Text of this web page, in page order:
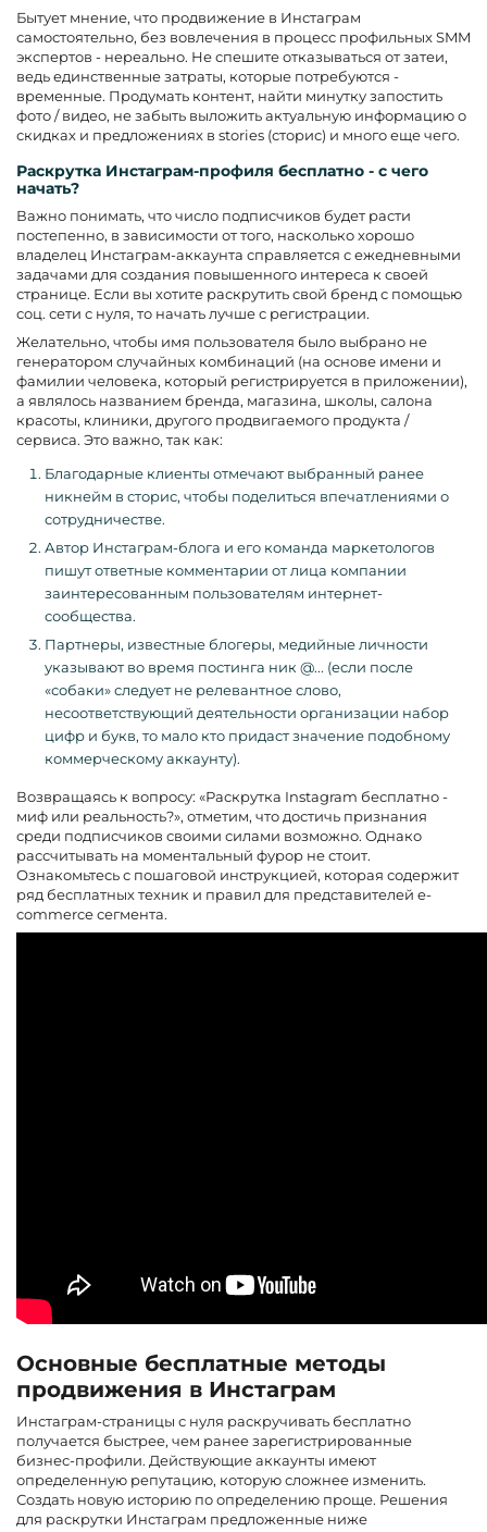
Бытует мнение, что продвижение в Инстаграм
самостоятельно, без вовлечения в процесс профильных SMM
экспертов - нереально. Не спешите отказываться от затеи,
ведь единственные затраты, которые потребуются -
временные. Продумать контент, найти минутку запостить
фото / видео, не забыть выложить актуальную информацию о
скидках и предложениях в stories (сторис) и много еще чего.
Раскрутка Инстаграм-профиля бесплатно - с чего
начать?
Важно понимать, что число подписчиков будет расти
постепенно, в зависимости от того, насколько хорошо
владелец Инстаграм-аккаунта справляется с ежедневными
задачами для создания повышенного интереса к своей
странице. Если вы хотите раскрутить свой бренд с помощью
соц. сети с нуля, то начать лучше с регистрации.
Желательно, чтобы имя пользователя было выбрано не
генератором случайных комбинаций (на основе имени и
фамилии человека, который регистрируется в приложении),
а являлось названием бренда, магазина, школы, салона
красоты, клиники, другого продвигаемого продукта /
сервиса. Это важно, так как:
Благодарные клиенты отмечают выбранный ранее
никнейм в сторис, чтобы поделиться впечатлениями о
сотрудничестве.
Автор Инстаграм-блога и его команда маркетологов
пишут ответные комментарии от лица компании
заинтересованным пользователям интернет-
сообщества.
Партнеры, известные блогеры, медийные личности
указывают во время постинга ник @... (если после
«собаки» следует не релевантное слово,
несоответствующий деятельности организации набор
цифр и букв, то мало кто придаст значение подобному
коммерческому аккаунту).
Возвращаясь к вопросу: «Раскрутка Instagram бесплатно -
миф или реальность?», отметим, что достичь признания
среди подписчиков своими силами возможно. Однако
рассчитывать на моментальный фурор не стоит.
Ознакомьтесь с пошаговой инструкцией, которая содержит
ряд бесплатных техник и правил для представителей e-
commerce сегмента.
Основные бесплатные методы
продвижения в Инстаграм
Инстаграм-страницы с нуля раскручивать бесплатно
получается быстрее, чем ранее зарегистрированные
бизнес-профили. Действующие аккаунты имеют
определенную репутацию, которую сложнее изменить.
Создать новую историю по определению проще. Решения
для раскрутки Инстаграм предложенные ниже